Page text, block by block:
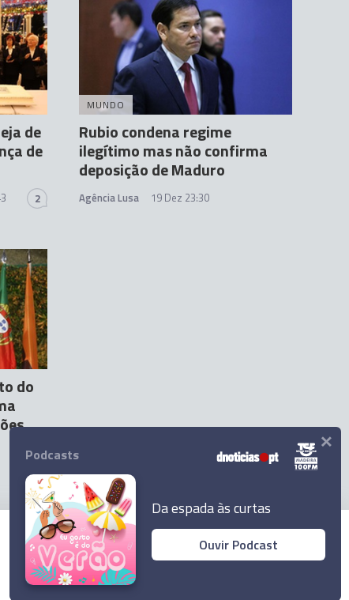
de
de
2
MUNDO
Rubio condena regime
ilegítimo mas não confirma
deposição de Maduro
Agência Lusa 19 Dez 23:30
do
© 2025 Empresa Diário de Notícias, Lda.
Podcasts
Da espada às curtas
Ouvir Podcast
×